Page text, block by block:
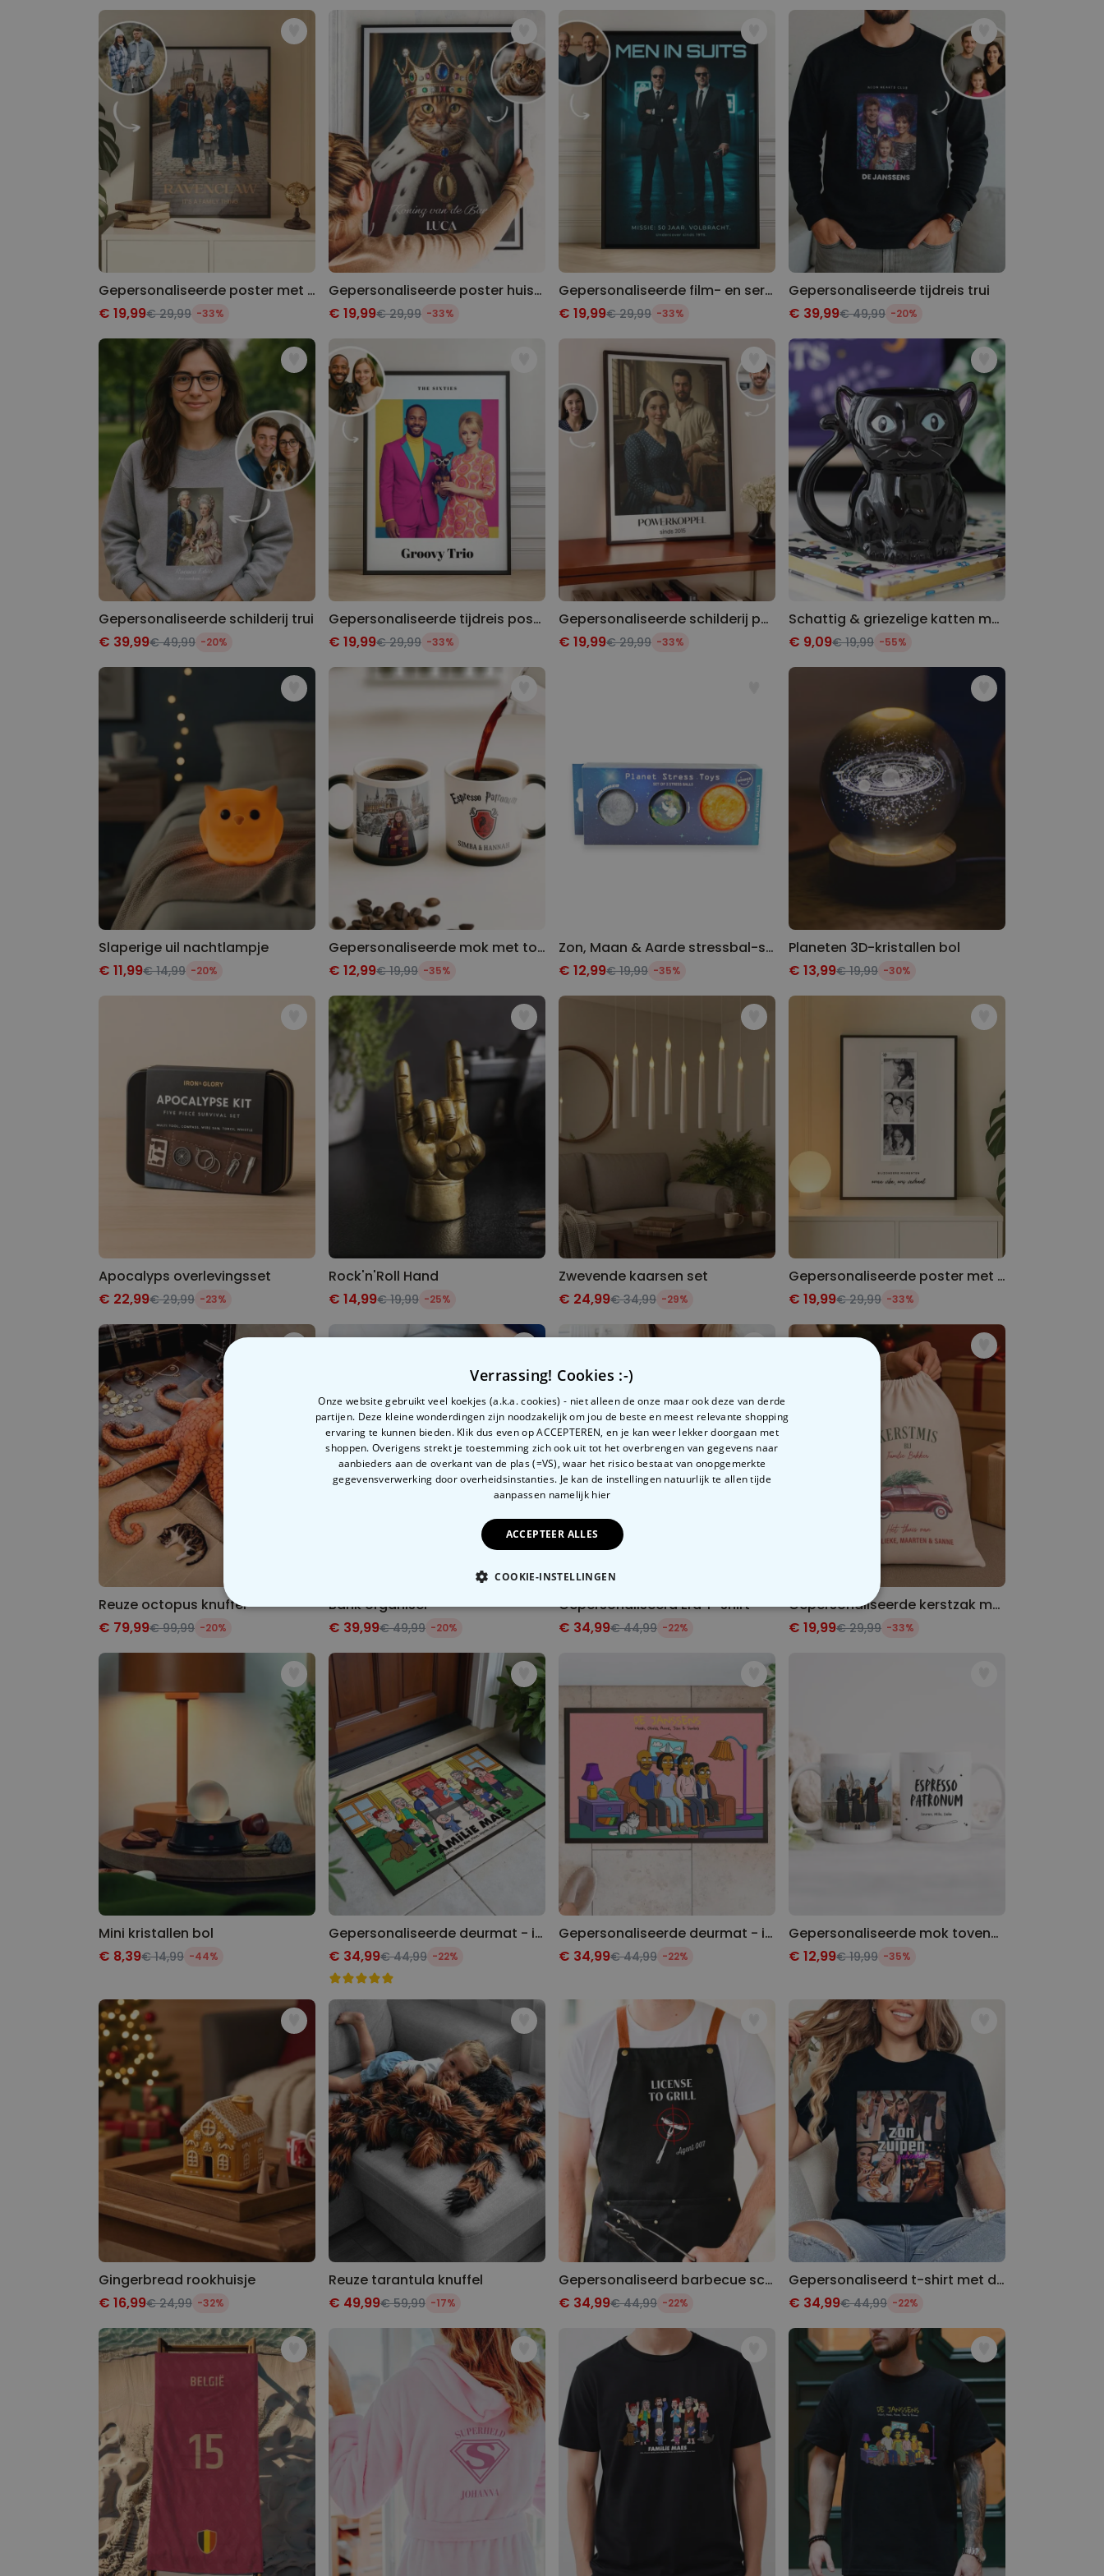
Personaliseerbaar
Gepersonaliseerde boxershort
met gezicht en tekst
Meer dan
11.400keer
gekocht
44,99 €
Gepersonaliseerde
champagne coupe met tekst
Meer dan
gekocht
29,99 €
Gepersonaliseerde Bierpul
Meer dan
1.200keer
gekocht
39,99 €
Gepersonaliseerde poster met individueel magisch design
€ 19,99€ 29,99 -33%
Gepersonaliseerde poster huisdier met kostuum
€ 19,99€ 29,99 -33%
Gepersonaliseerde film- en serie poster
€ 19,99€ 29,99 -33%
Gepersonaliseerde tijdreis trui
€ 39,99€ 49,99 -20%
Gepersonaliseerde schilderij trui
€ 39,99€ 49,99 -20%
Gepersonaliseerde tijdreis poster
€ 19,99€ 29,99 -33%
Gepersonaliseerde schilderij poster
€ 19,99€ 29,99 -33%
Schattig & griezelige katten mok
€ 9,09€ 19,99 -55%
Slaperige uil nachtlampje
€ 11,99€ 14,99 -20%
Gepersonaliseerde mok met tover ontwerp
€ 12,99€ 19,99 -35%
Zon, Maan & Aarde stressbal-set
€ 12,99€ 19,99 -35%
Planeten 3D-kristallen bol
€ 13,99€ 19,99 -30%
Apocalyps overlevingsset
€ 22,99€ 29,99 -23%
Rock'n'Roll Hand
€ 14,99€ 19,99 -25%
Zwevende kaarsen set
€ 24,99€ 34,99 -29%
Gepersonaliseerde poster met fotostrips en tekst
€ 19,99€ 29,99 -33%
Reuze octopus knuffel
€ 79,99€ 99,99 -20%
Bank organiser
€ 39,99€ 49,99 -20%
Gepersonaliseerd Era T-shirt
€ 34,99€ 44,99 -22%
Gepersonaliseerde kerstzak met illustratie
€ 19,99€ 29,99 -33%
Mini kristallen bol
€ 8,39€ 14,99 -44%
Gepersonaliseerde deurmat - illustratie stripfiguur familie
€ 34,99€ 44,99 -22%
Gepersonaliseerde deurmat - illustratie cartoon familie
€ 34,99€ 44,99 -22%
Gepersonaliseerde mok tovenaars
€ 12,99€ 19,99 -35%
Gingerbread rookhuisje
€ 16,99€ 24,99 -32%
Reuze tarantula knuffel
€ 49,99€ 59,99 -17%
Gepersonaliseerd barbecue schort met tekst
€ 34,99€ 44,99 -22%
Gepersonaliseerd t-shirt met drie foto’s en tekst
€ 34,99€ 44,99 -22%
Verrassing! Cookies :-)
Onze website gebruikt veel koekjes (a.k.a. cookies) - niet alleen de onze maar ook deze van derde
partijen. Deze kleine wonderdingen zijn noodzakelijk om jou de beste en meest relevante shopping
ervaring te kunnen bieden. Klik dus even op ACCEPTEREN, en je kan weer lekker doorgaan met
shoppen. Overigens strekt je toestemming zich ook uit tot het overbrengen van gegevens naar
aanbieders aan de overkant van de plas (=VS), waar het risico bestaat van onopgemerkte
gegevensverwerking door overheidsinstanties. Je kan de instellingen natuurlijk te allen tijde
aanpassen namelijk hier
ACCEPTEER ALLES
COOKIE-INSTELLINGEN
NOODZAKELIJK PERFORMANCE MARKETING OVERIGE